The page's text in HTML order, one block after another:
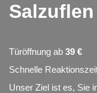
Türöffnung ab 39 €
Schnelle
Unser Ziel ist es, Sie